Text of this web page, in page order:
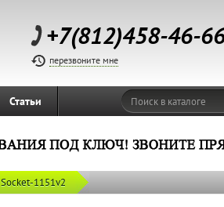
+7(812)458-46-
перезвоните мне
Статьи Поиск в каталоге
Socket-1151v2